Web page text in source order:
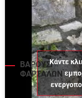
ΒΑΡΟΥΣΙ
ΦΑΡΣΑΛΩΝ
Κάντε